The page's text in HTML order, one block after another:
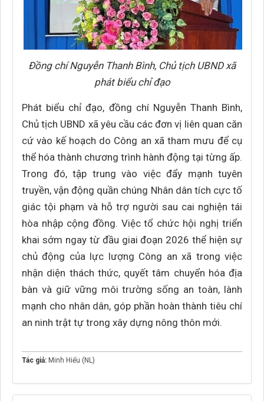
Đồng chí Nguyễn Thanh Bình, Chủ tịch UBND xã
phát biểu chỉ đạo
Phát biểu chỉ đạo, đồng chí Nguyễn Thanh Bình,
Chủ tịch UBND xã yêu cầu các đơn vị liên quan căn
cứ vào kế hoạch do Công an xã tham mưu để cụ
thể hóa thành chương trình hành động tại từng ấp.
Trong đó, tập trung vào việc đẩy mạnh tuyên
truyền, vận động quần chúng Nhân dân tích cực tố
giác tội phạm và hỗ trợ người sau cai nghiện tái
hòa nhập cộng đồng. Việc tổ chức hội nghị triển
khai sớm ngay từ đầu giai đoạn 2026 thể hiện sự
chủ động của lực lượng Công an xã trong việc
nhận diện thách thức, quyết tâm chuyển hóa địa
bàn và giữ vững môi trường sống an toàn, lành
mạnh cho nhân dân, góp phần hoàn thành tiêu chí
an ninh trật tự trong xây dựng nông thôn mới.
Tác giả: Minh Hiếu (NL)